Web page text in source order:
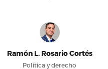
Ramón L. Rosario Cortés
Política y derecho